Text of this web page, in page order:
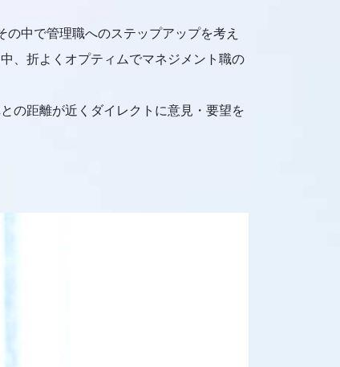
中で管理職へのステップアップを考え
、折よくオプティムでマネジメント職の
の距離が近くダイレクトに意見・要望を